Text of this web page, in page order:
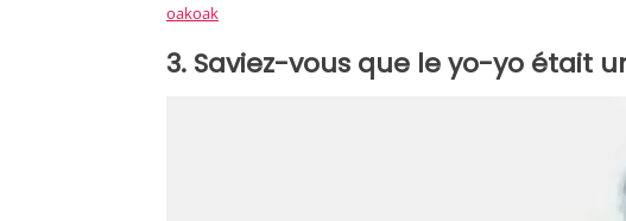
oakoak
3. Saviez-vous que le yo-yo était